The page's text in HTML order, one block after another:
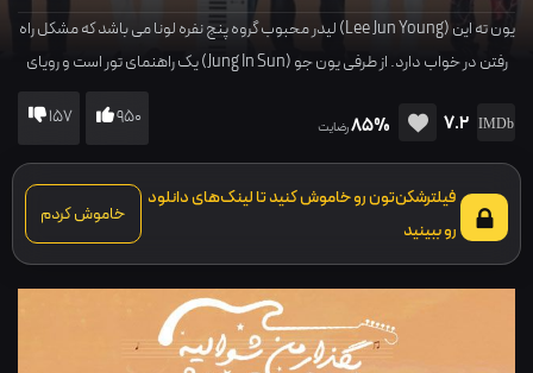
یون ته این (Lee Jun Young) لیدر محبوب گروه پنج نفره لونا می باشد که مشکل راه
رفتن در خواب دارد. از طرفی یون جو (Jung In Sun) یک راهنمای تور است و رویای
خانه دار شدن دارد. او به طور تصادفی به عنوان پزشک قلابی و برای درمان مخفیانه
مشکل یون ته این، شروع به زندگی در کنار اعضای گروه می کند…7.2
85%رضایت 950
157
فیلترشکن‌تون رو خاموش کنید تا لینک‌های دانلود
رو ببینید
خاموش کردم